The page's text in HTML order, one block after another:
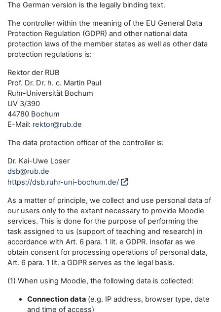
The German version is the legally binding text.
The controller within the meaning of the EU General Data
Protection Regulation (GDPR) and other national data
protection laws of the member states as well as other data
protection regulations is:
Rektor der RUB
Prof. Dr. Dr. h. c. Martin Paul
Ruhr-Universität Bochum
UV 3/390
44780 Bochum
E-Mail: rektor@rub.de
The data protection officer of the controller is:
Dr. Kai-Uwe Loser
dsb@rub.de
https://dsb.ruhr-uni-bochum.de/
As a matter of principle, we collect and use personal data of
our users only to the extent necessary to provide Moodle
services. This is done for the purpose of performing the
task assigned to us (support of teaching and research) in
accordance with Art. 6 para. 1 lit. e GDPR. Insofar as we
obtain consent for processing operations of personal data,
Art. 6 para. 1 lit. a GDPR serves as the legal basis.
(1) When using Moodle, the following data is collected:
Connection data (e.g. IP address, browser type, date
and time of access)